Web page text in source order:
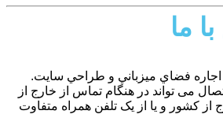
ما
اجاره فضاي ميزباني و طراحي سايت.
می تواند در هنگام تماس از خارج از
از کشور و یا از یک تلفن همراه متفاوت